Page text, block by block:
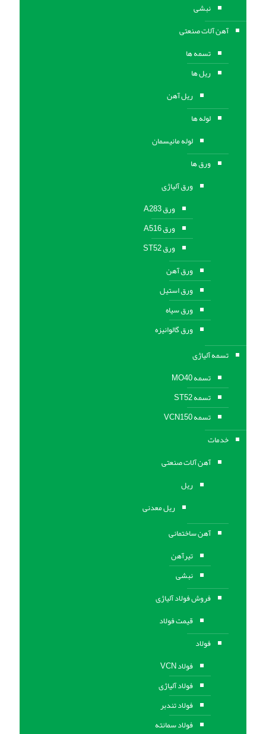
نبشی
آهن آلات صنعتی
تسمه ها
ریل ها
ریل آهن
لوله ها
لوله مانیسمان
ورق ها
ورق آلیاژی
ورق A283
ورق A516
ورق ST52
ورق آهن
ورق استیل
ورق سیاه
ورق گالوانیزه
تسمه آلیاژی
تسمه MO40
تسمه ST52
تسمه VCN150
خدمات
آهن آلات صنعتی
ریل
ریل معدنی
آهن ساختمانی
تیرآهن
نبشی
فروش فولاد آلیاژی
قیمت فولاد
فولاد
فولاد VCN
فولاد آلیاژی
فولاد تندبر
فولاد سمانته